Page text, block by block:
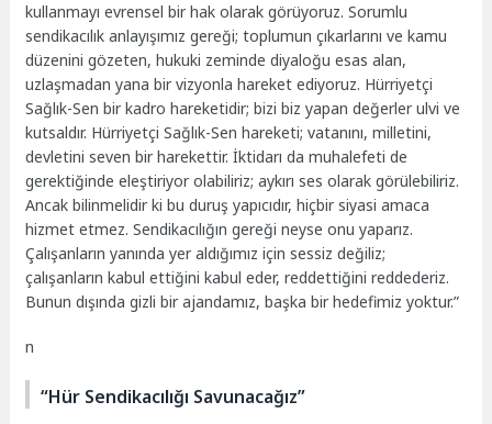
kullanmayı evrensel bir hak olarak görüyoruz. Sorumlu
sendikacılık anlayışımız gereği; toplumun çıkarlarını ve kamu
düzenini gözeten, hukuki zeminde diyaloğu esas alan,
uzlaşmadan yana birvizyonla hareket ediyoruz. Hürriyetçi
Sağlık-Sen bir kadro hareketidir; bizi biz yapan değerler ulvi ve
kutsaldır. HürriyetçiSağlık-Sen hareketi; vatanını, milletini,
devletini seven bir harekettir. İktidarı da muhalefeti de
gerektiğinde eleştiriyor olabiliriz; aykırı ses olarak görülebiliriz.
Ancak bilinmelidir ki bu duruş yapıcıdır, hiçbir siyasi amaca
hizmet etmez. Sendikacılığın gereği neyse onu yaparız.
Çalışanların yanında yer aldığımız için sessiz değiliz;
çalışanların kabul ettiğini kabul eder, reddettiğini reddederiz.
Bunun dışında gizli bir ajandamız, başka bir hedefimiz yoktur.”
n
“Hür Sendikacılığı Savunacağız”